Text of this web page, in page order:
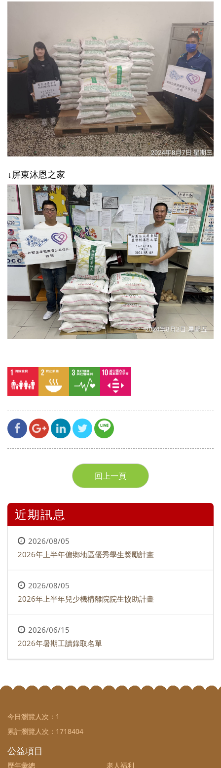
↓屏東沐恩之家
回上一頁
近期訊息
2026/08/05
2026年上半年偏鄉地區優秀學生獎勵計畫
2026/08/05
2026年上半年兒少機構離院院生協助計畫
2026/06/15
2026年暑期工讀錄取名單
今日瀏覽人次： 1
累計瀏覽人次： 1718404
公益項目
歷年彙總 老人福利